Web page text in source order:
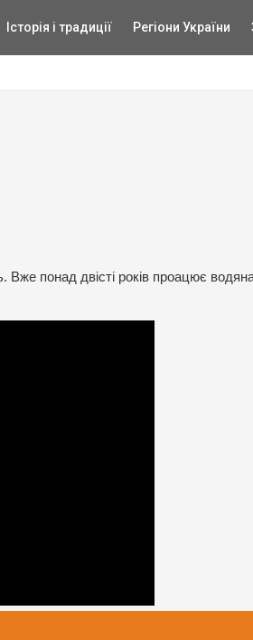
Історія і традиції Регіони України
Вже понад двісті років проацює